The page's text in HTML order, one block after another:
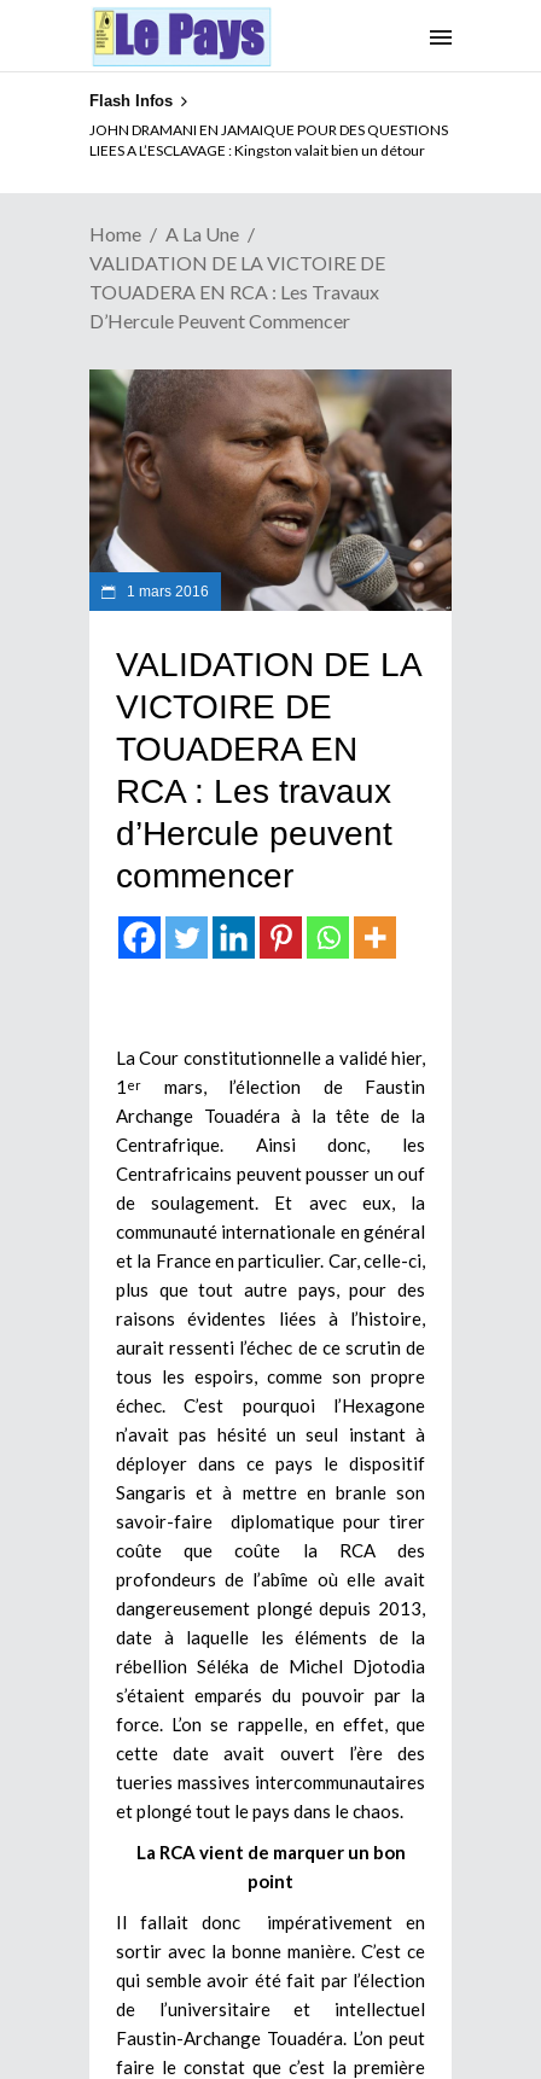
Flash Infos
JOHN DRAMANI EN JAMAIQUE POUR DES QUESTIONS
LIEES A L’ESCLAVAGE : Kingston valait bien un détour
ELECTION DE TALON A LA TETE DU SENAT BENINOIS :
Quand Patrice quitte le pouvoir sans partir !
Home
A La Une
VALIDATION DE LA VICTOIRE DE
TOUADERA EN RCA : Les Travaux
D’Hercule Peuvent Commencer
1 mars 2016
VALIDATION DE LA
VICTOIRE DE
TOUADERA EN
RCA : Les travaux
d’Hercule peuvent
commencer
La Cour constitutionnelle a validé hier,
1 er
mars, l’élection de Faustin
Archange Touadéra à la tête de la
Centrafrique. Ainsi donc, les
Centrafricains peuvent pousser un ouf
de soulagement. Et avec eux, la
communauté internationale en général
et la France en particulier. Car, celle-ci,
plus que tout autre pays, pour des
raisons évidentes liées à l’histoire,
aurait ressenti l’échec de ce scrutin de
tous les espoirs, comme son propre
échec. C’est pourquoi l’Hexagone
n’avait pas hésité un seul instant à
déployer dans ce pays le dispositif
Sangaris et à mettre en branle son
savoir-faire diplomatique pour tirer
coûte que coûte la RCA des
profondeurs de l’abîme où elle avait
dangereusement plongé depuis 2013,
date à laquelle les éléments de la
rébellion Séléka de Michel Djotodia
s’étaient emparés du pouvoir par la
force. L’on se rappelle, en effet, que
cette date avait ouvert l’ère des
tueries massives intercommunautaires
et plongé tout le pays dans le chaos.
La RCA vient de marquer un bon
point
Il fallait donc impérativement en
sortir avec la bonne manière. C’est ce
qui semble avoir été fait par l’élection
de l’universitaire et intellectuel
Faustin-Archange Touadéra. L’on peut
faire le constat que c’est la première